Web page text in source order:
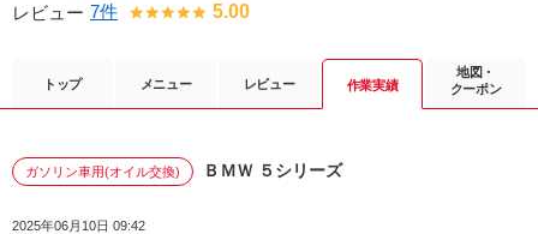
レビュー 7件 5.00
トップ メニュー レビュー 作業実績
地図・
クーポン
ガソリン車用(オイル交換) ＢＭＷ ５シリーズ
2025年06月10日 09:42